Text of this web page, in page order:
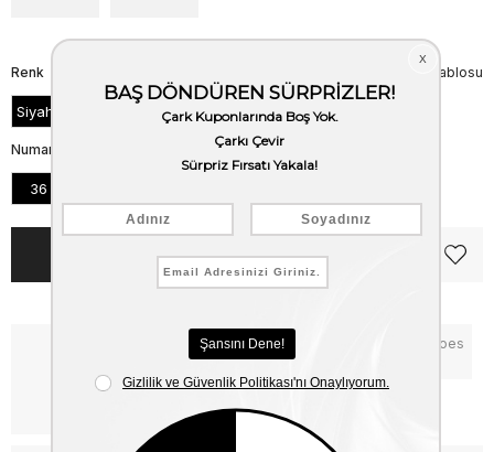
Beden Tablosu
Renk
Siyah Rugan
Numara
36
Notify me when the price goes
down